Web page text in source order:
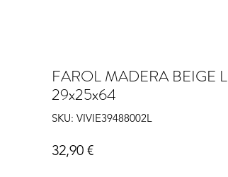
FAROL MADERA BEIGE L
29x25x64
SKU: VIVIE39488002L
32,90 €Precio